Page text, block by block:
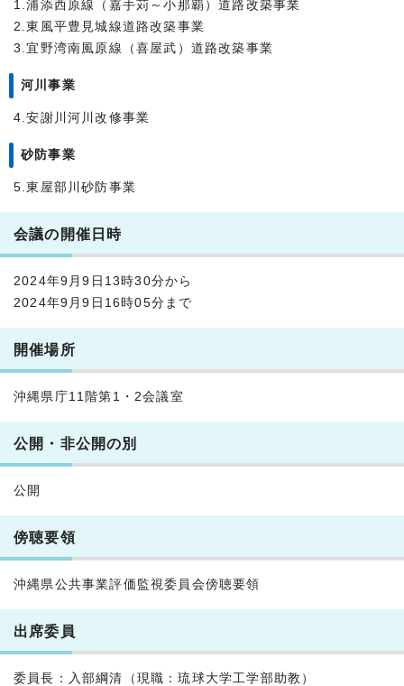
1.浦添西原線（嘉手苅～小那覇）道路改築事業
2.東風平豊見城線道路改築事業
3.宜野湾南風原線（喜屋武）道路改築事業
河川事業
4.安謝川河川改修事業
砂防事業
5.東屋部川砂防事業
会議の開催日時
2024年9月9日13時30分から
2024年9月9日16時05分まで
開催場所
沖縄県庁11階第1・2会議室
公開・非公開の別
公開
傍聴要領
沖縄県公共事業評価監視委員会傍聴要領
出席委員
委員長：入部綱清（現職：琉球大学工学部助教）